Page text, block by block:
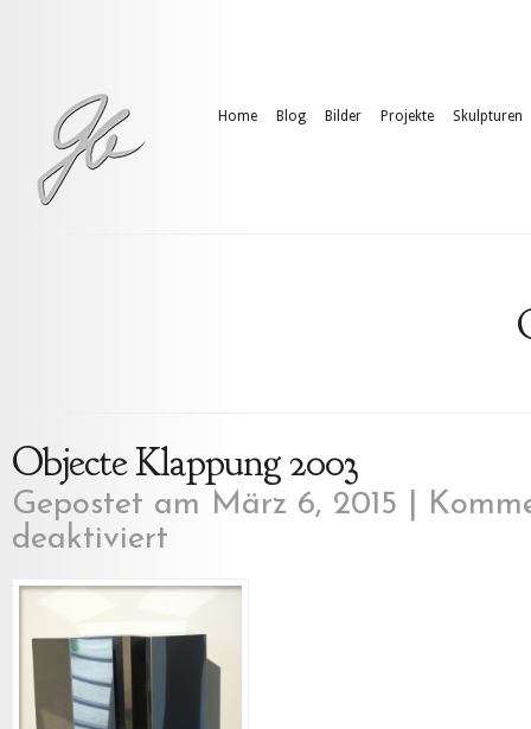
Home Blog Bilder Projekte Skulpturen
Objecte Klappung 2003
Gepostet am März 6, 2015 |
deaktiviert
Klappung